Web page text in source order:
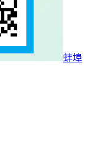
蚌埠